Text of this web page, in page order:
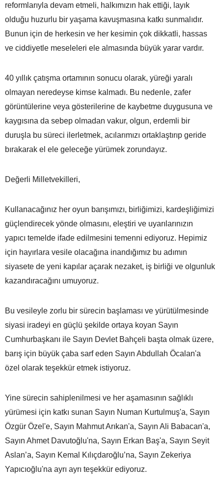
reformlarıyla devam etmeli, halkımızın hak ettiği, layık
olduğu huzurlu bir yaşama kavuşmasına katkı sunmalıdır.
Bunun için de herkesin ve her kesimin çok dikkatli, hassas
ve ciddiyetle meseleleri ele almasında büyük yarar vardır.
40 yıllık çatışma ortamının sonucu olarak, yüreği yaralı
olmayan neredeyse kimse kalmadı. Bu nedenle, zafer
görüntülerine veya gösterilerine de kaybetme duygusuna ve
kaygısına da sebep olmadan vakur, olgun, erdemli bir
duruşla bu süreci ilerletmek, acılarımızı ortaklaştırıp geride
bırakarak el ele geleceğe yürümek zorundayız.
Değerli Milletvekilleri,
Kullanacağınız her oyun barışımızı, birliğimizi, kardeşliğimizi
güçlendirecek yönde olmasını, eleştiri ve uyarılarınızın
yapıcı temelde ifade edilmesini temenni ediyoruz. Hepimiz
için hayırlara vesile olacağına inandığımız bu adımın
siyasete de yeni kapılar açarak nezaket, iş birliği ve olgunluk
kazandıracağını umuyoruz.
Bu vesileyle zorlu bir sürecin başlaması ve yürütülmesinde
siyasi iradeyi en güçlü şekilde ortaya koyan Sayın
Cumhurbaşkanı ile Sayın Devlet Bahçeli başta olmak üzere,
barış için büyük çaba sarf eden Sayın Abdullah Öcalan'a
özel olarak teşekkür etmek istiyoruz.
Yine sürecin sahiplenilmesi ve her aşamasının sağlıklı
yürümesi için katkı sunan Sayın Numan Kurtulmuş'a, Sayın
Özgür Özel'e, Sayın Mahmut Arıkan'a, Sayın Ali Babacan'a,
Sayın Ahmet Davutoğlu'na, Sayın Erkan Baş'a, Sayın Seyit
Aslan’a, Sayın Kemal Kılıçdaroğlu’na, Sayın Zekeriya
Yapıcıoğlu'na ayrı ayrı teşekkür ediyoruz.